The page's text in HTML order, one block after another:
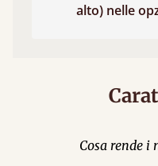
alto) nelle
Cosa rende i